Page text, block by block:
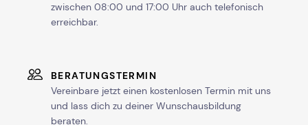
zwischen 08:00 und 17:00 Uhr auch telefonisch
erreichbar.
BERATUNGSTERMIN
Vereinbare jetzt einen kostenlosen Termin mit uns
und lass dich zu deiner Wunschausbildung
beraten.